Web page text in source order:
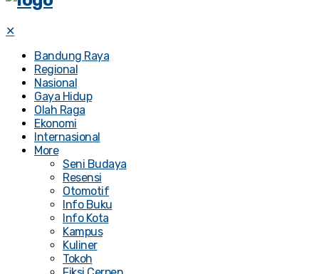
✕
Bandung Raya
Regional
Nasional
Gaya Hidup
Olah Raga
Ekonomi
Internasional
More
Seni Budaya
Resensi
Otomotif
Info Buku
Info Kota
Kampus
Kuliner
Tokoh